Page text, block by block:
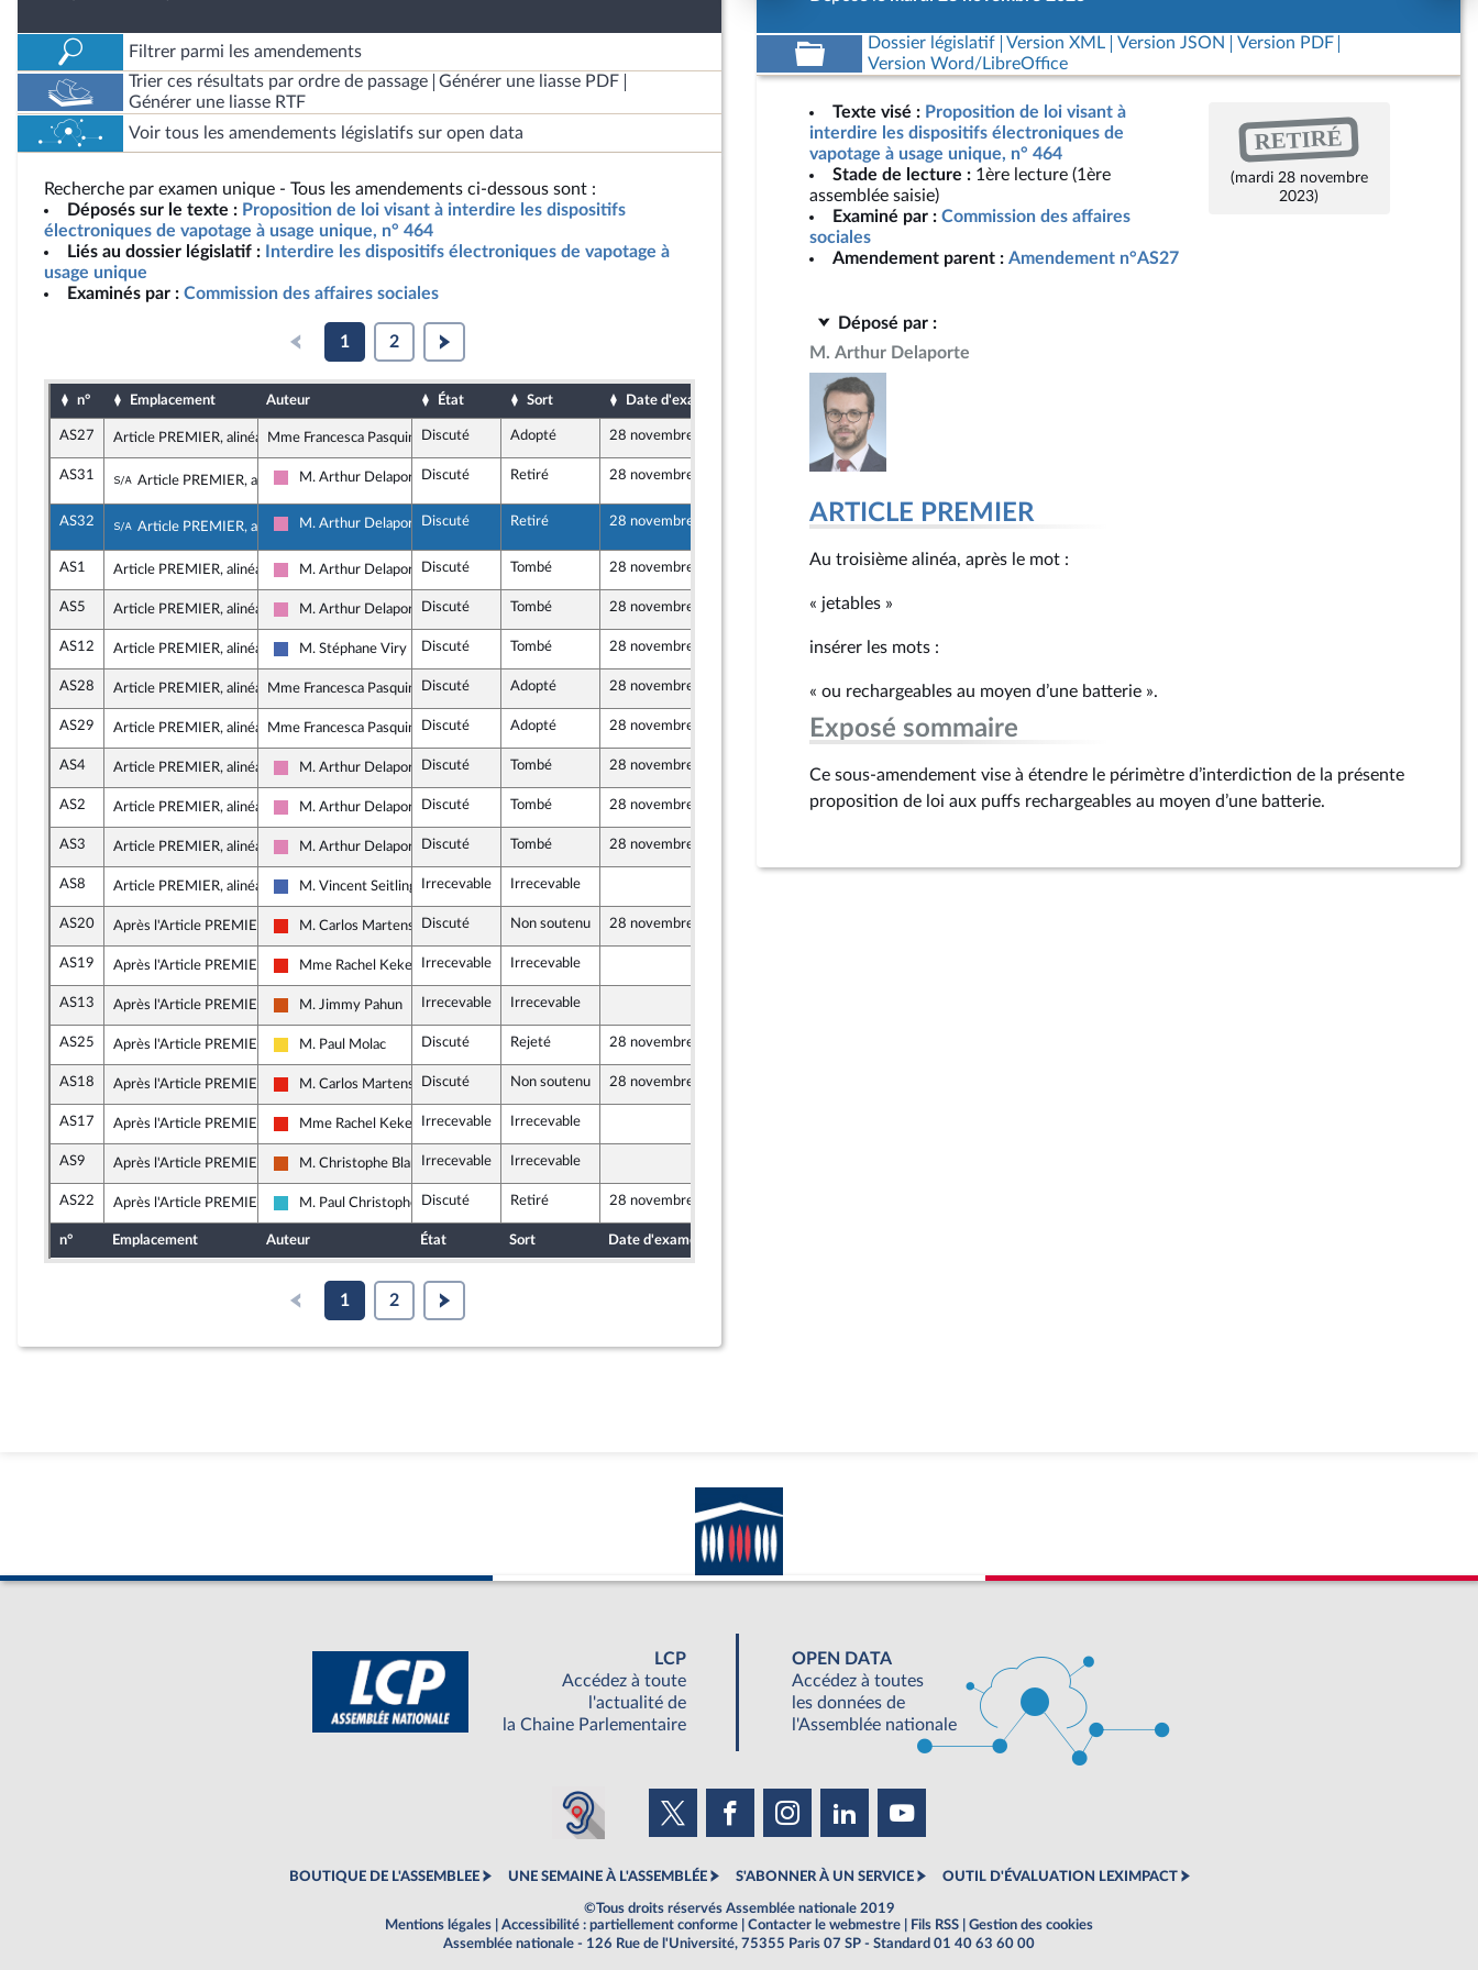
Filtrer parmi les amendements
Trier ces résultats par ordre de passage
Générer une liasse PDF
Générer une liasse RTF
Voir tous les amendements législatifs sur open data
Recherche par examen unique - Tous les amendements ci-dessous sont :
Déposés sur le texte : Proposition de loi visant à interdire les dispositifs
électroniques de vapotage à usage unique, n° 464
Liés au dossier législatif :
Interdire les dispositifs électroniques de vapotage à
usage unique
Examinés par : Commission des affaires sociales
1 2
n° Emplacement Auteur État Sort Date d'examen Date de dépôt
AS27 Article PREMIER, alinéa 1Mme Francesca Pasquini, rapporteure
Discuté Adopté 28 novembre 2023 28 novembre 2023
AS31 Sous-amendement de l'amendement n°AS27
Article PREMIER, alinéa 1Socialistes et apparentés
M. Arthur DelaporteDiscuté Retiré 28 novembre 2023 28 novembre 2023
AS32 Sous-amendement de l'amendement n°AS27
Article PREMIER, alinéa 1Socialistes et apparentés
M. Arthur DelaporteDiscuté Retiré 28 novembre 2023 28 novembre 2023
AS1 Article PREMIER, alinéa 2
Socialistes et apparentés
M. Arthur DelaporteDiscuté Tombé 28 novembre 2023 16 novembre 2023
AS5 Article PREMIER, alinéa 2
Socialistes et apparentés
M. Arthur DelaporteDiscuté Tombé 28 novembre 2023 16 novembre 2023
AS12 Article PREMIER, alinéa 2
Les Républicains
M. Stéphane Viry Discuté Tombé 28 novembre 2023 22 novembre 2023
AS28 Article PREMIER, alinéa 2Mme Francesca Pasquini, rapporteure
Discuté Adopté 28 novembre 2023 28 novembre 2023
AS29 Article PREMIER, alinéa 3Mme Francesca Pasquini, rapporteure
Discuté Adopté 28 novembre 2023 28 novembre 2023
AS4 Article PREMIER, alinéa 3
Socialistes et apparentés
M. Arthur DelaporteDiscuté Tombé 28 novembre 2023 16 novembre 2023
AS2 Article PREMIER, alinéa 3
Socialistes et apparentés
M. Arthur DelaporteDiscuté Tombé 28 novembre 2023 16 novembre 2023
AS3 Article PREMIER, alinéa 3
Socialistes et apparentés
M. Arthur DelaporteDiscuté Tombé 28 novembre 2023
AS8 Article PREMIER, alinéa 3
Les Républicains
M. Vincent SeitlingerIrrecevable Irrecevable
AS20 Après l'Article PREMIER
La France insoumise - Nouvelle Union Populaire écologique et sociale
M. Carlos Martens Bilongo
Discuté Non soutenu 28 novembre 2023
AS19 Après l'Article PREMIER
La France insoumise - Nouvelle Union Populaire écologique et sociale
Mme Rachel Keke Irrecevable Irrecevable
AS13 Après l'Article PREMIER
Démocrate (MoDem et Indépendants)
M. Jimmy Pahun Irrecevable Irrecevable
AS25 Après l'Article PREMIER
Libertés, Indépendants, Outre-mer et Territoires
M. Paul Molac Discuté Rejeté 28 novembre 2023
AS18 Après l'Article PREMIER
La France insoumise - Nouvelle Union Populaire écologique et sociale
M. Carlos Martens Bilongo
Discuté Non soutenu 28 novembre 2023
AS17 Après l'Article PREMIER
La France insoumise - Nouvelle Union Populaire écologique et sociale
Mme Rachel Keke Irrecevable Irrecevable
AS9 Après l'Article PREMIER
Démocrate (MoDem et Indépendants)
M. Christophe BlanchetIrrecevable Irrecevable
AS22 Après l'Article PREMIER
Horizons et apparentés
M. Paul Christophe Discuté Retiré 28 novembre 2023
n° Emplacement Auteur État Sort Date d'examen
1 2
Dossier législatif Version XML Version JSON
Version PDF
Version Word/LibreOffice
Texte visé : Proposition de loi visant à
interdire les dispositifs électroniques de
vapotage à usage unique, n° 464
Stade de lecture : 1ère lecture (1ère
assemblée saisie)
Examiné par : Commission des affaires
sociales
Amendement parent : Amendement n°AS27
RETIRÉ
(mardi 28 novembre
2023)
Déposé par :
M. Arthur Delaporte
ARTICLE PREMIER
Au troisième alinéa, après le mot :
« jetables »
insérer les mots :
« ou rechargeables au moyen d’une batterie ».
Exposé sommaire
Ce sous-amendement vise à étendre le périmètre d’interdiction de la présente
proposition de loi aux puffs rechargeables au moyen d’une batterie.
LCP
Accédez à toute
l'actualité de
la Chaine Parlementaire
OPEN DATA
Accédez à toutes
les données de
l'Assemblée nationale
BOUTIQUE DE L'ASSEMBLEE UNE SEMAINE À L'ASSEMBLÉE S'ABONNER À UN SERVICE OUTIL D'ÉVALUATION LEXIMPACT
©Tous droits réservés Assemblée nationale 2019
Mentions légales
Accessibilité : partiellement conforme Contacter le webmestre Fils RSS
Gestion des cookies
Assemblée nationale - 126 Rue de l'Université, 75355 Paris 07 SP - Standard 01 40 63 60 00